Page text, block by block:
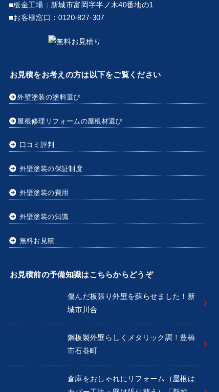
■板金工場：新城市富岡字半ノ木40番地の1
■お客様窓口：0120-827-307
お見積をお考えの方は以下をご覧ください
外壁塗装の塗料選び
屋根修理リフォームの屋根材選び
口コミ評判
外壁塗装の保証制度
外壁塗装の費用
外壁塗装の知識
無料お見積
お見積前の予備知識はこちらからどうぞ
傷んだ板張り外壁を蘇らせました！新
城市川合
鋼板製外壁らしくメタリック調！豊橋
市石巻町
倉庫をおしゃれにリフォーム（屋根は